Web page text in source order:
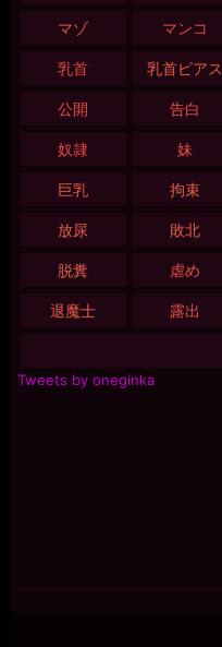
マゾ マンコ
乳首 乳首ピアス
公開 告白
奴隷 妹
巨乳 拘束
放尿 敗北
脱糞 虐め
退魔士 露出
Tweets by oneginka